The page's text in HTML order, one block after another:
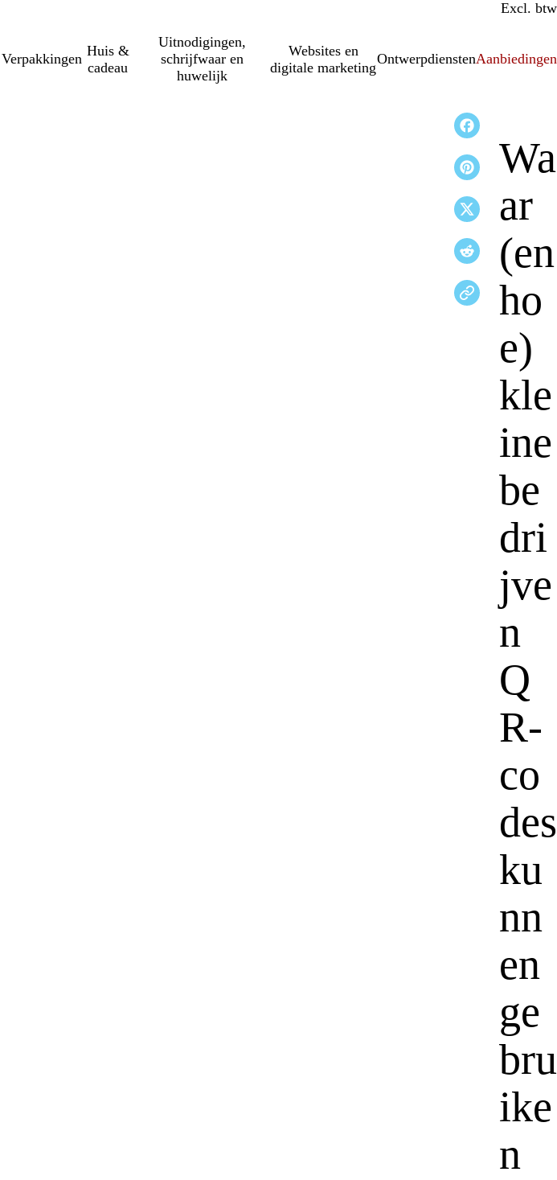
Incl. btw
Excl. btw
Verpakkingen
Huis &
cadeau
Uitnodigingen,
schrijfwaar en
huwelijk
Websites en
digitale marketing
OntwerpdienstenAanbiedingen
Wa
ar
(en
ho
e)
kle
ine
be
dri
jve
n
Q
R-
co
des
ku
nn
en
ge
bru
ike
n